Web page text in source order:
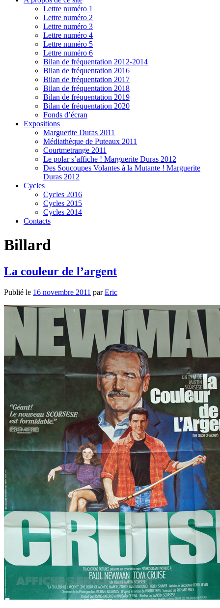
Lettre numéro 1
Lettre numéro 2
Lettre numéro 3
Lettre numéro 4
Lettre numéro 5
Lettre numéro 6
Bilan de fréquentation 2012-2014
Bilan de fréquentation 2016
Bilan de fréquentation 2017
Bilan de fréquentation 2018
Bilan de fréquentation 2019
Bilan de fréquentation 2020
Fonds d’écran
Expositions
Marguerite Duras 2011
Médiathèque de Puteaux 2011
Courtmetrange 2011
Le polar s’affiche ! Marguerite Duras 2012
Des Soucoupes Volantes à la Mutante ! Marguerite
Duras 2012
Cycles
Cycles 2016
Cycles 2015
Cycles 2014
Contacts
Billard
La couleur de l’argent
Publié le 16 novembre 2011 parEric